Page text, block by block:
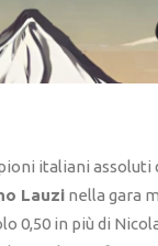
italiani assoluti
Lauzi nella gara
0,50 in più di